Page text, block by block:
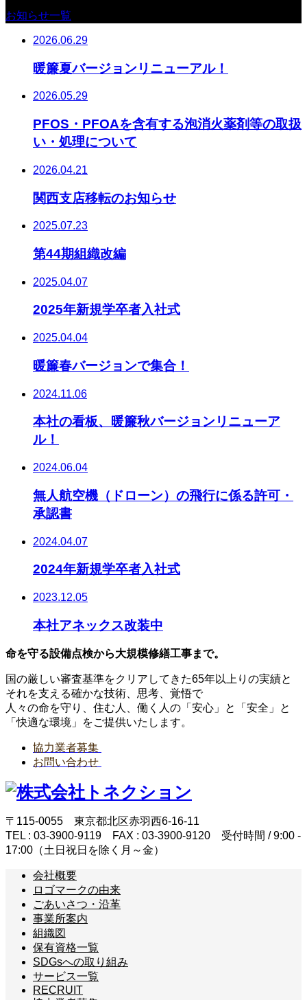
お知らせ一覧
2026.06.29
暖簾夏バージョンリニューアル！
2026.05.29
PFOS・PFOAを含有する泡消火薬剤等の取扱
い・処理について
2026.04.21
関西支店移転のお知らせ
2025.07.23
第44期組織改編
2025.04.07
2025年新規学卒者入社式
2025.04.04
暖簾春バージョンで集合！
2024.11.06
本社の看板、暖簾秋バージョンリニューア
ル！
2024.06.04
無人航空機（ドローン）の飛行に係る許可・
承認書
2024.04.07
2024年新規学卒者入社式
2023.12.05
本社アネックス改装中
命を守る設備点検から大規模修繕工事まで。
国の厳しい審査基準をクリアしてきた65年以上りの実績と
それを支える確かな技術、思考、覚悟で
人々の命を守り、住む人、働く人の「安心」と「安全」と
「快適な環境」をご提供いたします。
協力業者募集
お問い合わせ
〒115-0055 東京都北区赤羽西6-16-11
TEL : 03-3900-9119 FAX : 03-3900-9120 受付時間 / 9:00 -
17:00（土日祝日を除く月～金）
会社概要
ロゴマークの由来
ごあいさつ・沿革
事業所案内
組織図
保有資格一覧
SDGsへの取り組み
サービス一覧
RECRUIT